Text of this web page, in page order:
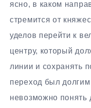
ясно, в каком
стремится от
уделов перейти к
центру, который
линии и сохранять
переход был
невозможно понять